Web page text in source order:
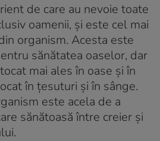
de care au nevoie toate
oamenii, și este cel mai
organism. Acesta este
sănătatea oaselor, dar
mai ales în oase și în
în țesuturi și în sânge.
este acela de a
sănătoasă între creier și